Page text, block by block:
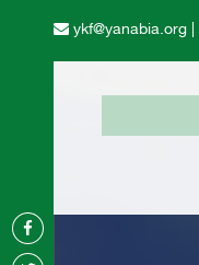
ykf@yanabia.org